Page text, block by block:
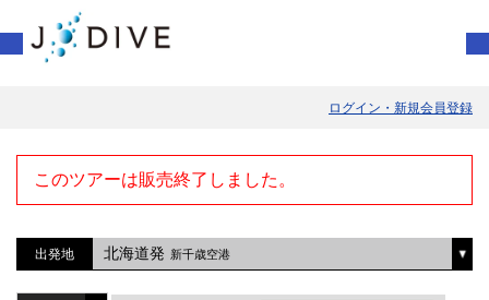
ログイン・新規会員登録
このツアーは販売終了しました。
出発地 北海道発 新千歳空港